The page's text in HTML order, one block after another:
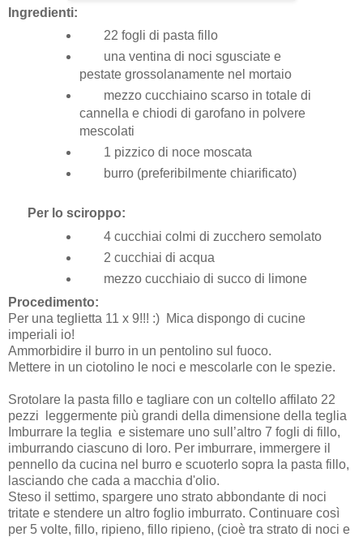
Ingredienti:
22 fogli di pasta fillo
una ventina di noci sgusciate e
pestate grossolanamente nel mortaio
mezzo cucchiaino scarso in totale di
cannella e chiodi di garofano in polvere
mescolati
1 pizzico di noce moscata
burro (preferibilmente chiarificato)
Per lo sciroppo:
4 cucchiai colmi di zucchero semolato
2 cucchiai di acqua
mezzo cucchiaio di succo di limone
Procedimento:
Per una teglietta 11 x 9!!! :) Mica dispongo di cucine
imperiali io!
Ammorbidire il burro in un pentolino sul fuoco.
Mettere in un ciotolino le noci e mescolarle con le spezie.
Srotolare la pasta fillo e tagliare con un coltello affilato 22
pezzi leggermente più grandi della dimensione della teglia
Imburrare la teglia e sistemare uno sull’altro 7 fogli di fillo,
imburrando ciascuno di loro. Per imburrare, immergere il
pennello da cucina nel burro e scuoterlo sopra la pasta fillo,
lasciando che cada a macchia d'olio.
Steso il settimo, spargere uno strato abbondante di noci
tritate e stendere un altro foglio imburrato. Continuare così
per 5 volte, fillo, ripieno, fillo ripieno, (cioè tra strato di noci e